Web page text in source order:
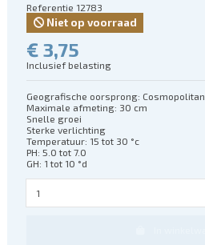
Referentie 12783
Niet op voorraad
€ 3,75
Inclusief belasting
Geografische oorsprong: Cosmopolitan
Maximale afmeting: 30 cm
Snelle groei
Sterke verlichting
Temperatuur: 15 tot 30 °c
PH: 5.0 tot 7.0
GH: 1 tot 10 °d